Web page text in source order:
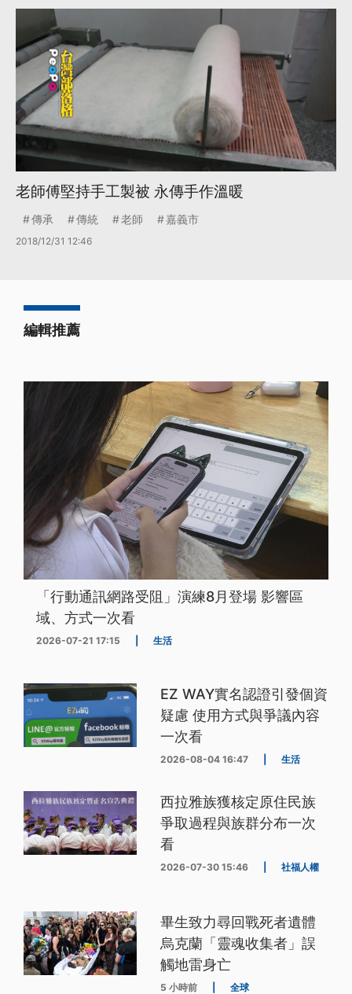
老師傅堅持手工製被 永傳手作溫暖
傳承 傳統 老師 嘉義市
2018/12/31 12:46
編輯推薦
「行動通訊網路受阻」演練8月登場 影響區
域、方式一次看
2026-07-21 17:15 生活
EZ WAY實名認證引發個資
疑慮 使用方式與爭議內容
一次看
2026-08-04 16:47 生活
西拉雅族獲核定原住民族
爭取過程與族群分布一次
看
2026-07-30 15:46 社福人權
畢生致力尋回戰死者遺體
烏克蘭「靈魂收集者」誤
觸地雷身亡
5 小時前 全球